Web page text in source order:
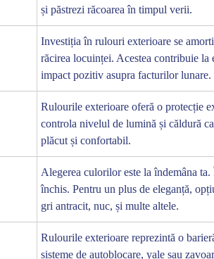
și păstrezi răcoarea în timpul verii.
Investiția în rulouri exterioare se
răcirea locuinței. Acestea contribuie
impact pozitiv asupra facturilor lunare.
Rulourile exterioare oferă o protecție
controla nivelul de lumină și căldură
plăcut și confortabil.
Alegerea culorilor este la îndemâna
închis. Pentru un plus de eleganță,
gri antracit, nuc, și multe altele.
Rulourile exterioare reprezintă o
sisteme de autoblocare, yale sau